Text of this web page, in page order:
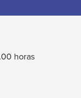
horas